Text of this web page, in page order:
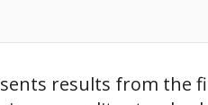
results from the